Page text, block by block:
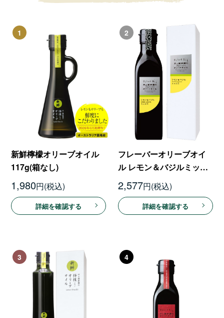
1
新鮮檸檬オリーブオイル
117g(箱なし)
1,980円
詳細を確認する
2
フレーバーオリーブオイ
ル レモン＆バジルミック
ス 180g【8月21日以降発
送予定】
2,577円
詳細を確認する
3 4